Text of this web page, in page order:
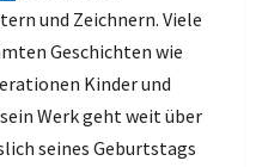
und Zeichnern. Viele
Geschichten wie
Kinder und
Werk geht weit über
seines Geburtstags